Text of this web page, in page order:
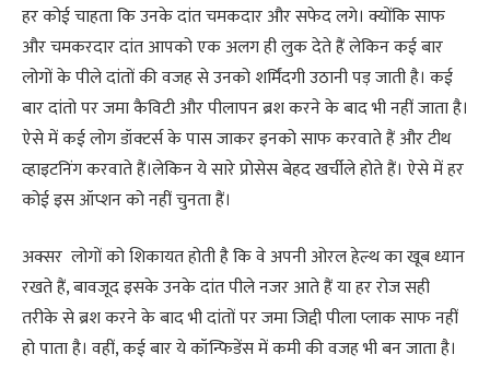
हर कोई चाहता कि उनके दांत चमकदार और सफेद लगे। क्योंकि साफ
और चमकरदार दांत आपको एक अलग ही लुक देते हैं लेकिन कई बार
लोगों के पीले दांतों की वजह से उनको शर्मिंदगी उठानी पड़ जाती है। कई
बार दांतो पर जमा कैविटी और पीलापन ब्रश करने के बाद भी नहीं जाता है।
ऐसे में कई लोग डॉक्टर्स के पास जाकर इनको साफ करवाते हैं और टीथ
व्हाइटनिंग करवाते हैं।लेकिन ये सारे प्रोसेस बेहद खर्चीले होते हैं। ऐसे में हर
कोई इस ऑप्शन को नहीं चुनता हैं।
अक्सर लोगों को शिकायत होती है कि वे अपनी ओरल हेल्थ का खूब ध्यान
रखते हैं, बावजूद इसके उनके दांत पीले नजर आते हैं या हर रोज सही
तरीके से ब्रश करने के बाद भी दांतों पर जमा जिद्दी पीला प्लाक साफ नहीं
हो पाता है। वहीं, कई बार ये कॉन्फिडेंस में कमी की वजह भी बन जाता है।